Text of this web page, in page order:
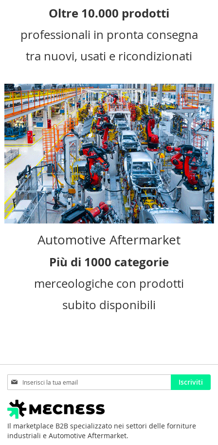
Oltre 10.000 prodotti
professionali in pronta consegna
tra nuovi, usati e ricondizionati
Automotive Aftermarket
Più di 1000 categorie
merceologiche con prodotti
subito disponibili
Iscriviti
alla
nostra
Newsletter:
Iscriviti
Il marketplace B2B specializzato nei settori delle forniture
industriali e Automotive Aftermarket.